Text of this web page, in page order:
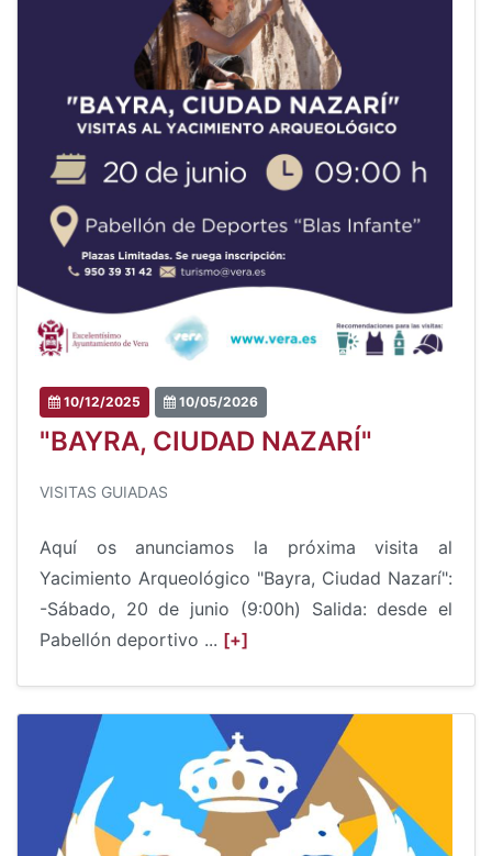
10/12/2025 10/05/2026
"BAYRA, CIUDAD NAZARÍ"
VISITAS GUIADAS
Aquí os anunciamos la próxima visita al
Yacimiento Arqueológico "Bayra, Ciudad Nazarí":
-Sábado, 20 de junio (9:00h) Salida: desde el
Pabellón deportivo ... [+]